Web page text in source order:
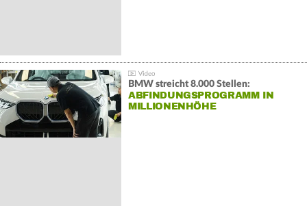
BMW streicht 8.000 Stellen:
ABFINDUNGSPROGRAMM IN
MILLIONENHÖHE